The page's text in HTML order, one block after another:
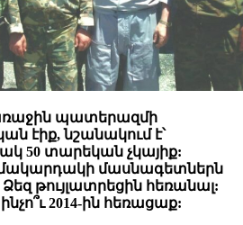
պատերազմի
էիք, նշանակում է՝
50 տարեկան չկայիք:
մասնագետներն
թույլատրեցին հեռանալ:
2014-ին հեռացաք: